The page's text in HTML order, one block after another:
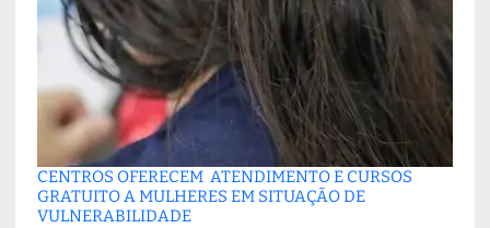
CENTROS OFERECEM ATENDIMENTO E CURSOS
GRATUITO A MULHERES EM SITUAÇÃO DE
VULNERABILIDADE